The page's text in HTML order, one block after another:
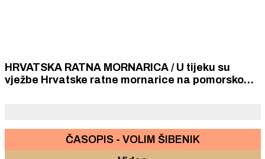
HRVATSKA RATNA MORNARICA / U tijeku su
vježbe Hrvatske ratne mornarice na pomorskom
ČASOPIS - VOLIM ŠIBENIK